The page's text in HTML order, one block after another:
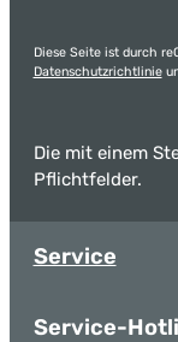
Diese Seite ist durch
Datenschutzrichtlinie
Die mit einem
Pflichtfelder.
Service
Service-